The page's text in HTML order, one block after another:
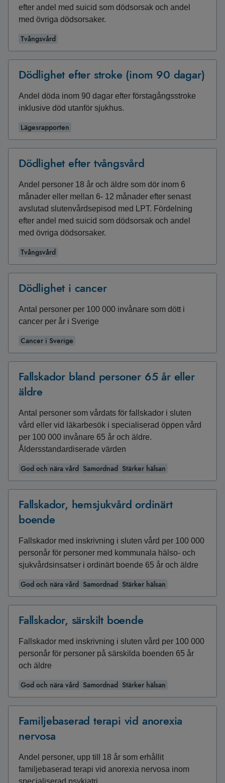
efter andel med suicid som dödsorsak och andel
med övriga dödsorsaker.
Tvångsvård
Dödlighet efter stroke (inom 90 dagar)
Andel döda inom 90 dagar efter förstagångsstroke
inklusive död utanför sjukhus.
Lägesrapporten
Dödlighet efter tvångsvård
Andel personer 18 år och äldre som dör inom 6
månader eller mellan 6- 12 månader efter senast
avslutad slutenvårdsepisod med LPT. Fördelning
efter andel med suicid som dödsorsak och andel
med övriga dödsorsaker.
Tvångsvård
Dödlighet i cancer
Antal personer per 100 000 invånare som dött i
cancer per år i Sverige
Cancer i Sverige
Fallskador bland personer 65 år eller
äldre
Antal personer som vårdats för fallskador i sluten
vård eller vid läkarbesök i specialiserad öppen vård
per 100 000 invånare 65 år och äldre.
Åldersstandardiserade värden
God och nära vård Samordnad Stärker hälsan
Fallskador, hemsjukvård ordinärt
boende
Fallskador med inskrivning i sluten vård per 100 000
personår för personer med kommunala hälso- och
sjukvårdsinsatser i ordinärt boende 65 år och äldre
God och nära vård Samordnad Stärker hälsan
Fallskador, särskilt boende
Fallskador med inskrivning i sluten vård per 100 000
personår för personer på särskilda boenden 65 år
och äldre
God och nära vård Samordnad Stärker hälsan
Familjebaserad terapi vid anorexia
nervosa
Andel personer, upp till 18 år som erhållit
familjebaserad terapi vid anorexia nervosa inom
specialiserad psykiatri.